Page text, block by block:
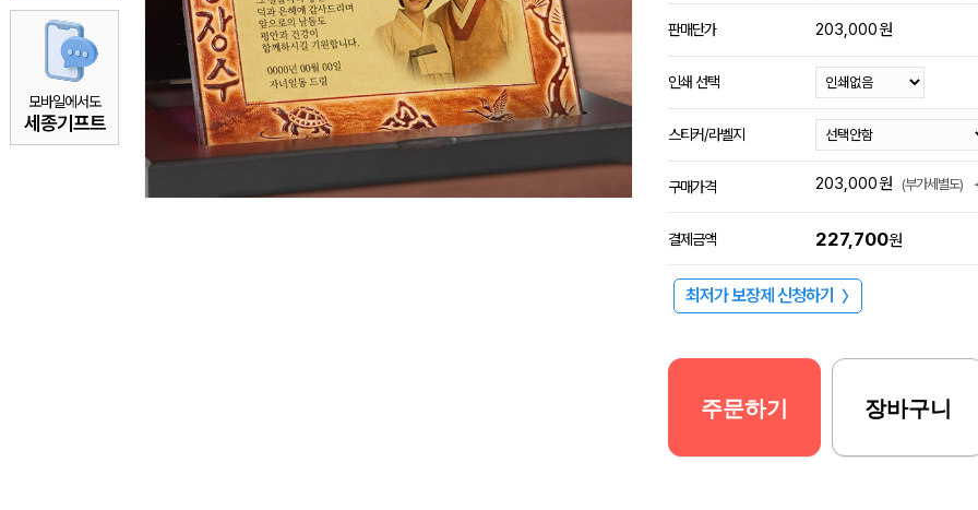
모바일에서도
세종기프트
판매단가 203,000원
인쇄 선택
스티커/라벨지
구매가격 203,000원 (부가세별도)
결제금액 227,700원
최저가 보장제 신청하기 〉
주문하기 장바구니